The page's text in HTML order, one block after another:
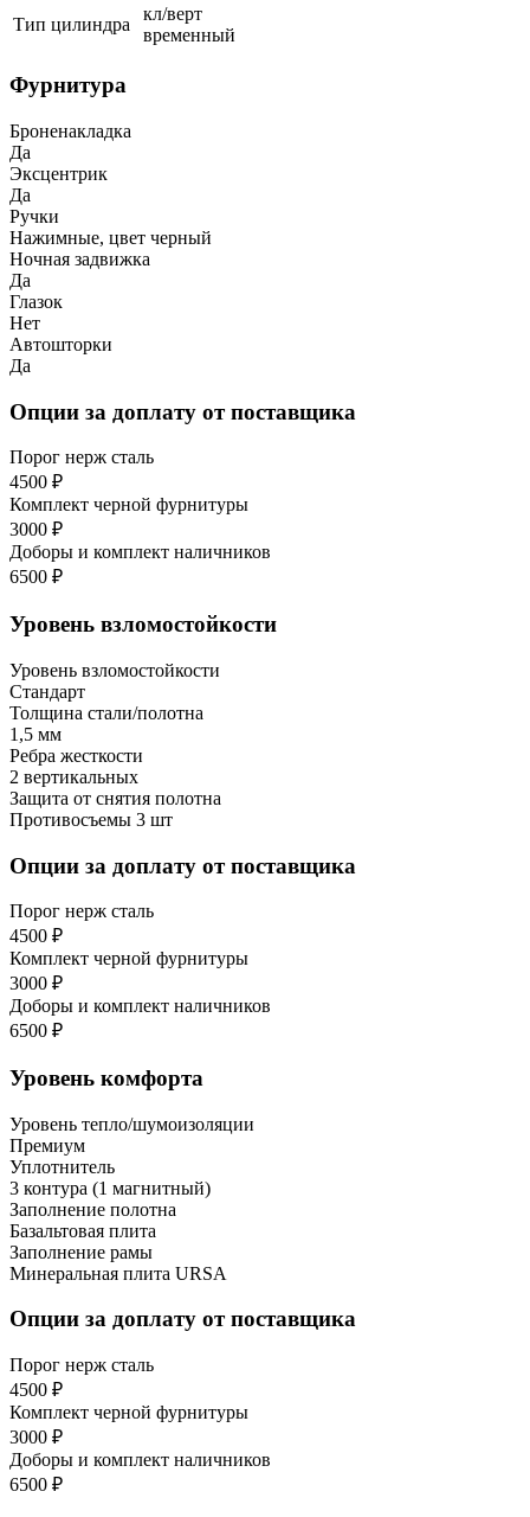
Тип цилиндра
кл/верт
временный
Фурнитура
Броненакладка
Да
Эксцентрик
Да
Ручки
Нажимные, цвет черный
Ночная задвижка
Да
Глазок
Нет
Автошторки
Да
Опции за доплату от поставщика
Порог нерж сталь
4500 ₽
Комплект черной фурнитуры
3000 ₽
Доборы и комплект наличников
6500 ₽
Уровень взломостойкости
Уровень взломостойкости
Стандарт
Толщина стали/полотна
1,5 мм
Ребра жесткости
2 вертикальных
Защита от снятия полотна
Противосъемы 3 шт
Опции за доплату от поставщика
Порог нерж сталь
4500 ₽
Комплект черной фурнитуры
3000 ₽
Доборы и комплект наличников
6500 ₽
Уровень комфорта
Уровень тепло/шумоизоляции
Премиум
Уплотнитель
3 контура (1 магнитный)
Заполнение полотна
Базальтовая плита
Заполнение рамы
Минеральная плита URSA
Опции за доплату от поставщика
Порог нерж сталь
4500 ₽
Комплект черной фурнитуры
3000 ₽
Доборы и комплект наличников
6500 ₽